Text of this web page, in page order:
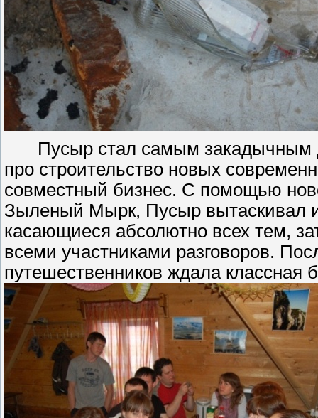
Пусыр стал самым закадычным
про строительство новых
совместный бизнес. С помощью
Зыленый Мырк, Пусыр вытаскивал
касающиеся абсолютно всех тем,
всеми участниками разговоров.
путешественников ждала классная